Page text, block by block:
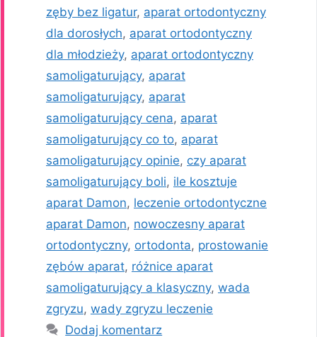
zęby bez ligatur, aparat ortodontyczny
dla dorosłych, aparat ortodontyczny
dla młodzieży, aparat ortodontyczny
samoligaturujący, aparat
samoligaturujący, aparat
samoligaturujący cena, aparat
samoligaturujący co to, aparat
samoligaturujący opinie, czy aparat
samoligaturujący boli, ile kosztuje
aparat Damon, leczenie ortodontyczne
aparat Damon, nowoczesny aparat
ortodontyczny, ortodonta, prostowanie
zębów aparat, różnice aparat
samoligaturujący a klasyczny, wada
zgryzu, wady zgryzu leczenie
Dodaj komentarz